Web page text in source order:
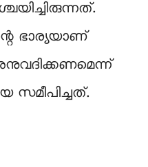
ഭാര്യയാണ്
സമീപിച്ചത്.